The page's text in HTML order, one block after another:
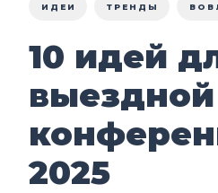
ИДЕИ ТРЕНДЫ
10 идей
выездной
2025